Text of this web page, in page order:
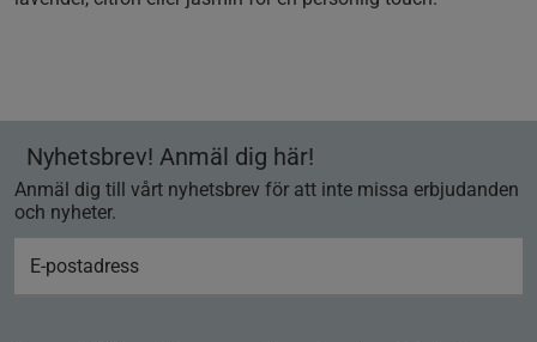
Nyhetsbrev! Anmäl dig här!
Anmäl dig till vårt nyhetsbrev för att inte missa erbjudanden
och nyheter.